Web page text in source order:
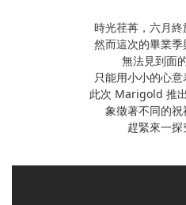
時光荏苒，六月
然而這次的畢業
無法見到面
只能用小小的心
此次 Marigold 推
象徵著不同的
趕緊來一探